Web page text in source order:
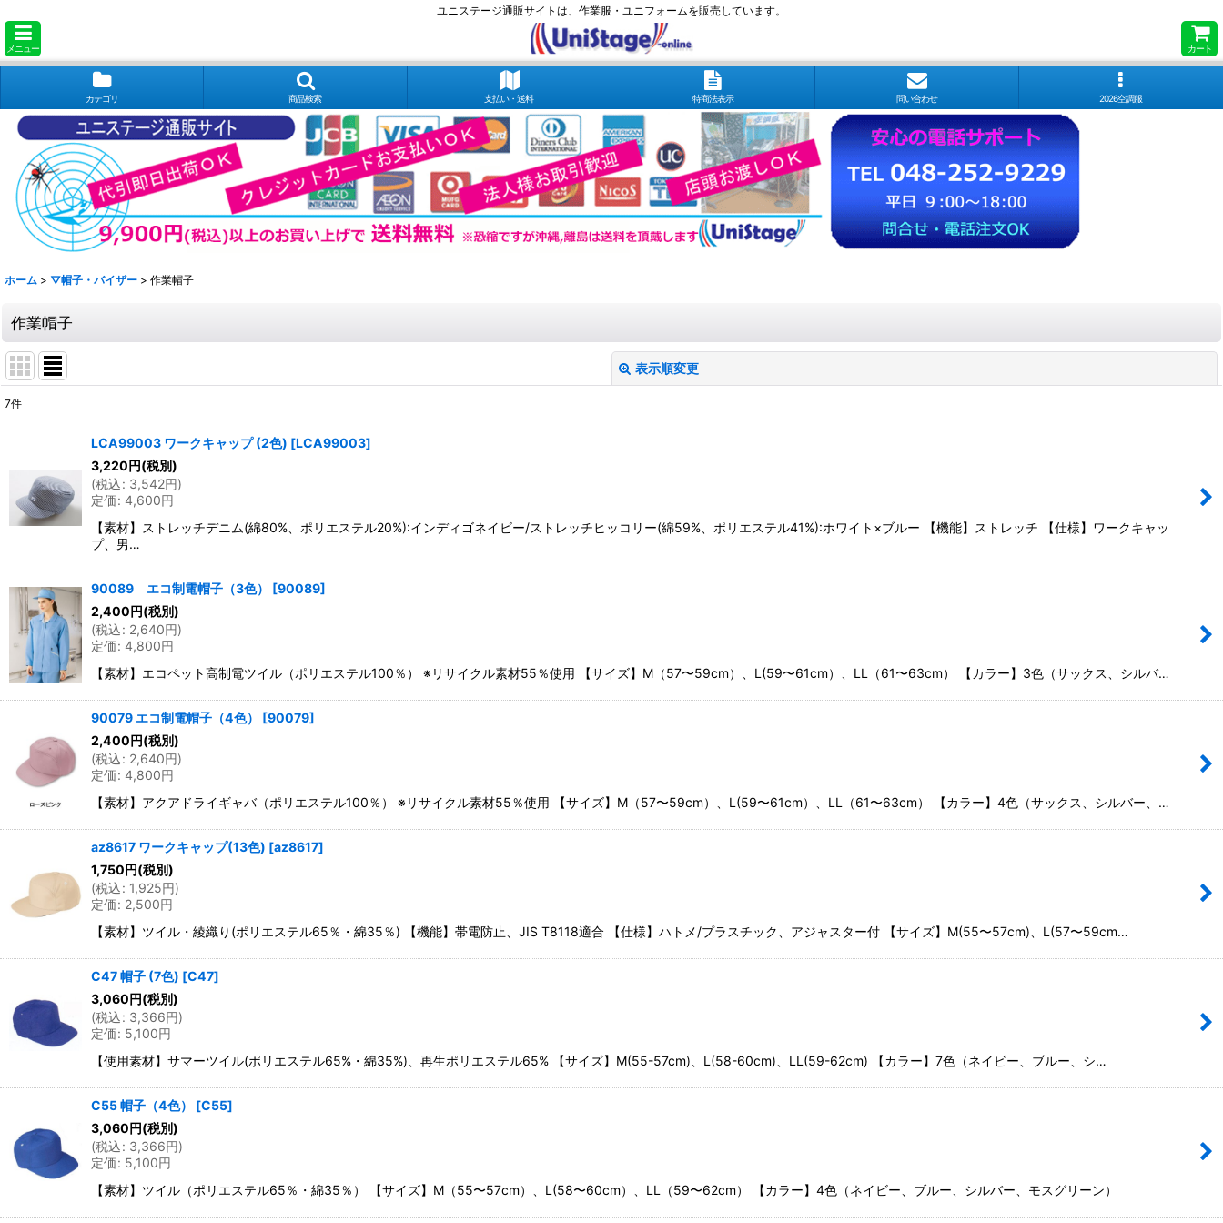
ユニステージ通販サイトは、作業服・ユニフォームを販売しています。
メニュー カート
カテゴリ 商品検索 支払い・送料 特商法表示 問い合わせ 2026空調服
ホーム > ▽帽子・バイザー > 作業帽子
作業帽子
表示順変更
7件
LCA99003 ワークキャップ (2色) [LCA99003]
3,220円(税別)
(税込: 3,542円)
定価: 4,600円
【素材】ストレッチデニム(綿80%、ポリエステル20%):インディゴネイビー/ストレッチヒッコリー(綿59%、ポリエステル41%):ホワイト×ブルー 【機能】ストレッチ 【仕様】ワークキャッ
プ、男…
90089 エコ制電帽子（3色） [90089]
2,400円(税別)
(税込: 2,640円)
定価: 4,800円
【素材】エコペット高制電ツイル（ポリエステル100％） ※リサイクル素材55％使用 【サイズ】M（57〜59cm）、L(59〜61cm）、LL（61〜63cm） 【カラー】3色（サックス、シルバ…
90079 エコ制電帽子（4色） [90079]
2,400円(税別)
(税込: 2,640円)
定価: 4,800円
【素材】アクアドライギャバ（ポリエステル100％） ※リサイクル素材55％使用 【サイズ】M（57〜59cm）、L(59〜61cm）、LL（61〜63cm） 【カラー】4色（サックス、シルバー、…
az8617 ワークキャップ(13色) [az8617]
1,750円(税別)
(税込: 1,925円)
定価: 2,500円
【素材】ツイル・綾織り(ポリエステル65％・綿35％) 【機能】帯電防止、JIS T8118適合 【仕様】ハトメ/プラスチック、アジャスター付 【サイズ】M(55〜57cm)、L(57〜59cm…
C47 帽子 (7色) [C47]
3,060円(税別)
(税込: 3,366円)
定価: 5,100円
【使用素材】サマーツイル(ポリエステル65%・綿35%)、再生ポリエステル65% 【サイズ】M(55-57cm)、L(58-60cm)、LL(59-62cm) 【カラー】7色（ネイビー、ブルー、シ…
C55 帽子（4色） [C55]
3,060円(税別)
(税込: 3,366円)
定価: 5,100円
【素材】ツイル（ポリエステル65％・綿35％） 【サイズ】M（55〜57cm）、L(58〜60cm）、LL（59〜62cm） 【カラー】4色（ネイビー、ブルー、シルバー、モスグリーン）